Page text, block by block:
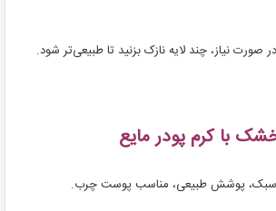
نیاز، چند لایه نازک بزنید تا طبیعی‌تر شود.
با کرم پودر مایع
سبک، پوشش طبیعی، مناسب پوست چرب.